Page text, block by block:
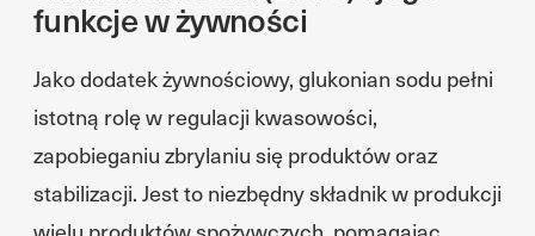
funkcje w żywności
Jako dodatek żywnościowy, glukonian sodu pełni
istotną rolę w regulacji kwasowości,
zapobieganiu zbrylaniu się produktów oraz
stabilizacji. Jest to niezbędny składnik w produkcji